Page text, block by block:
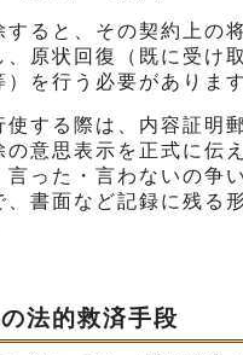
すると、その契約上の
、原状回復（既に受け
）を行う必要があります
使する際は、内容証明
の意思表示を正式に伝
言った・言わないの争
、書面など記録に残る
法的救済手段